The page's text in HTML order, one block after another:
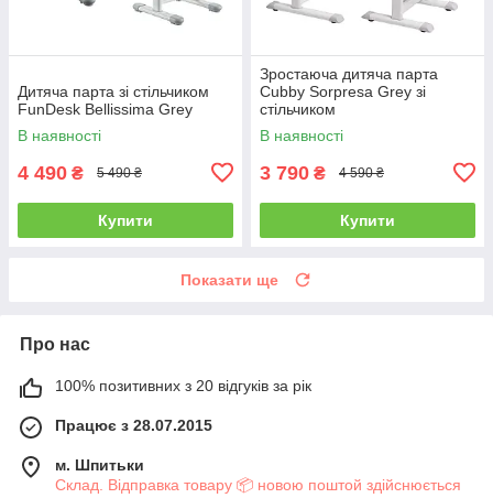
Дитяча парта зі стільчиком
FunDesk Bellissima Grey
В наявності
4 490 ₴ 5 490 ₴
Купити
Зростаюча дитяча парта
Cubby Sorpresa Grey зі
стільчиком
В наявності
3 790 ₴ 4 590 ₴
Купити
Показати ще
Про нас
100% позитивних з 20 відгуків за рік
Працює з 28.07.2015
м. Шпитьки
Склад. Відправка товару 📦 новою поштой здійснюється